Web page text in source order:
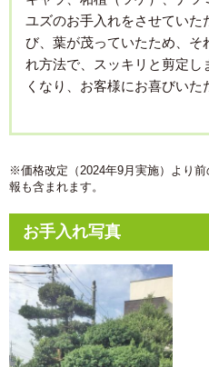
ユズのお手入れをさせていた
び、葉が茂っていたため、そ
れ方法で、スッキリと剪定し
くなり、お客様にお喜びいた
※価格改定（2024年9月実施）より
報も含まれます。
お手入れ写真